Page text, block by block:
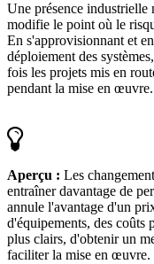
Une présence
modifie le point où le
En s'approvisionnant et
déploiement des
fois les projets mis en
pendant la mise en œuvre.
Aperçu : Les
entraîner davantage de
annule l'avantage d'un
d'équipements, des coûts
plus clairs, d'obtenir un
faciliter la mise en œuvre.